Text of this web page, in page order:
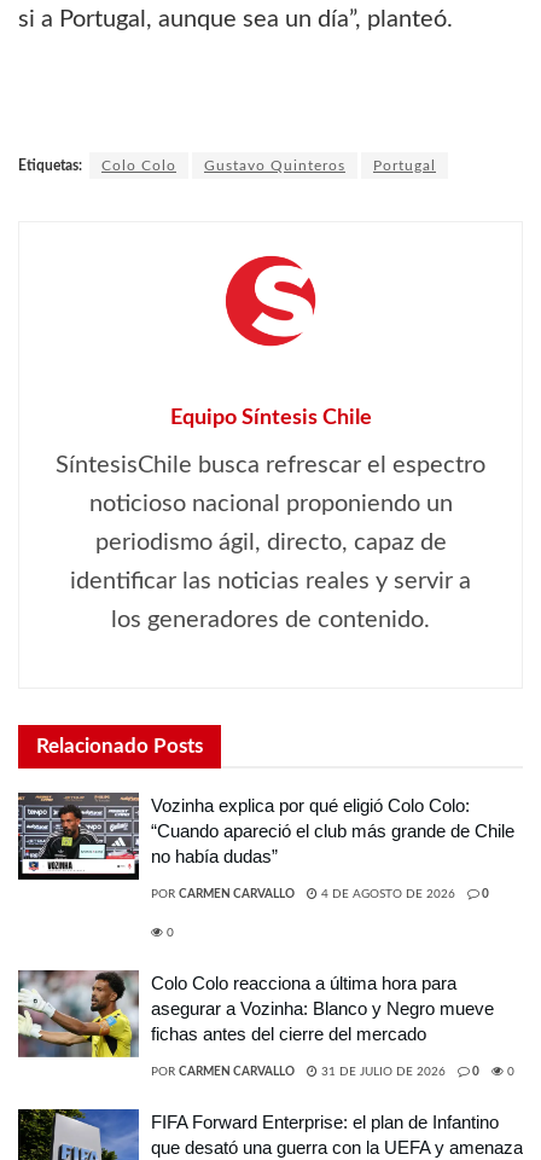
si a Portugal, aunque sea un día”, planteó.
Etiquetas: Colo Colo Gustavo Quinteros Portugal
Equipo Síntesis Chile
SíntesisChile busca refrescar el espectro
noticioso nacional proponiendo un
periodismo ágil, directo, capaz de
identificar las noticias reales y servir a
los generadores de contenido.
Relacionado Posts
Vozinha explica por qué eligió Colo Colo:
“Cuando apareció el club más grande de Chile
no había dudas”
POR CARMEN CARVALLO 4 DE AGOSTO DE 2026 0
0
Colo Colo reacciona a última hora para
asegurar a Vozinha: Blanco y Negro mueve
fichas antes del cierre del mercado
POR CARMEN CARVALLO 31 DE JULIO DE 2026 0 0
FIFA Forward Enterprise: el plan de Infantino
que desató una guerra con la UEFA y amenaza